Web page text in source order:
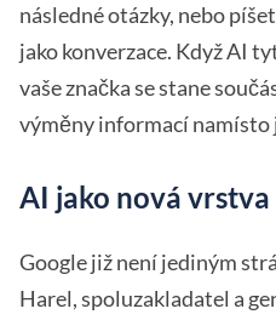
následné otázky, nebo
jako konverzace. Když AI
vaše značka se stane
výměny informací namísto
AI jako nová
Google již není jediným
Harel, spoluzakladatel a